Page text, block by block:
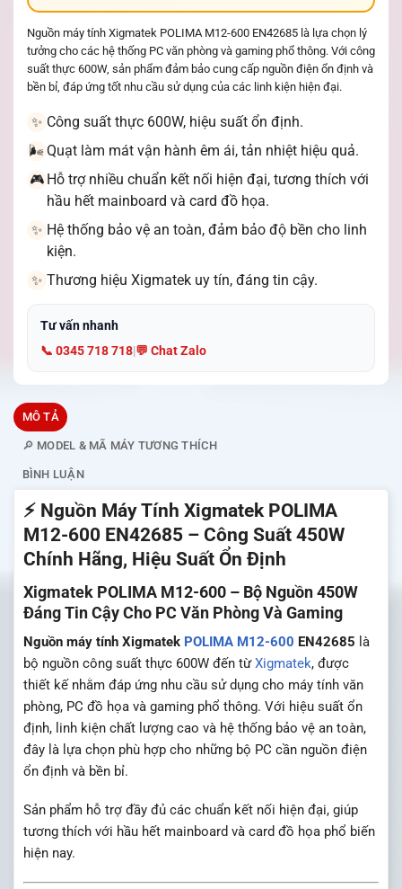
Nguồn máy tính Xigmatek POLIMA M12-600 EN42685 là lựa chọn lý
tưởng cho các hệ thống PC văn phòng và gaming phổ thông. Với công
suất thực 600W, sản phẩm đảm bảo cung cấp nguồn điện ổn định và
bền bỉ, đáp ứng tốt nhu cầu sử dụng của các linh kiện hiện đại.
✨ Công suất thực 600W, hiệu suất ổn định.
🌬️ Quạt làm mát vận hành êm ái, tản nhiệt hiệu quả.
🎮 Hỗ trợ nhiều chuẩn kết nối hiện đại, tương thích với
hầu hết mainboard và card đồ họa.
✨ Hệ thống bảo vệ an toàn, đảm bảo độ bền cho linh
kiện.
✨ Thương hiệu Xigmatek uy tín, đáng tin cậy.
Tư vấn nhanh
📞 0345 718 718|💬 Chat Zalo
MÔ TẢ
🔎 MODEL & MÃ MÁY TƯƠNG THÍCH
BÌNH LUẬN
⚡ Nguồn Máy Tính Xigmatek POLIMA
M12-600 EN42685 – Công Suất 450W
Chính Hãng, Hiệu Suất Ổn Định
Xigmatek POLIMA M12-600 – Bộ Nguồn 450W
Đáng Tin Cậy Cho PC Văn Phòng Và Gaming
Nguồn máy tính Xigmatek POLIMA M12-600 EN42685 là
bộ nguồn công suất thực 600W đến từXigmatek, được
thiết kế nhằm đáp ứng nhu cầu sử dụng cho máy tính văn
phòng, PC đồ họa và gaming phổ thông. Với hiệu suất ổn
định, linh kiện chất lượng cao và hệ thống bảo vệ an toàn,
đây là lựa chọn phù hợp cho những bộ PC cần nguồn điện
ổn định và bền bỉ.
Sản phẩm hỗ trợ đầy đủ các chuẩn kết nối hiện đại, giúp
tương thích với hầu hết mainboard và card đồ họa phổ biến
hiện nay.